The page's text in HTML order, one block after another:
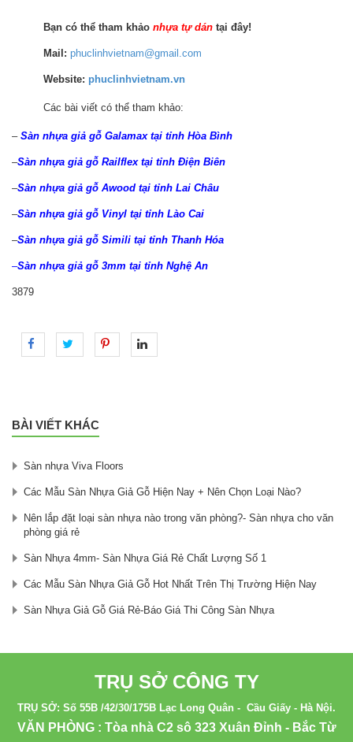
Bạn có thể tham khảo nhựa tự dán tại đây!
Mail: phuclinhvietnam@gmail.com
Website: phuclinhvietnam.vn
Các bài viết có thể tham khảo:
– Sàn nhựa giả gỗ Galamax tại tỉnh Hòa Bình
–Sàn nhựa giả gỗ Railflex tại tỉnh Điện Biên
–Sàn nhựa giả gỗ Awood tại tỉnh Lai Châu
–Sàn nhựa giả gỗ Vinyl tại tỉnh Lào Cai
–Sàn nhựa giả gỗ Simili tại tỉnh Thanh Hóa
–Sàn nhựa giả gỗ 3mm tại tỉnh Nghệ An
3879
BÀI VIẾT KHÁC
Sàn nhựa Viva Floors
Các Mẫu Sàn Nhựa Giả Gỗ Hiện Nay + Nên Chọn Loại Nào?
Nên lắp đặt loại sàn nhựa nào trong văn phòng?- Sàn nhựa cho văn
phòng giá rẻ
Sàn Nhựa 4mm- Sàn Nhựa Giá Rẻ Chất Lượng Số 1
Các Mẫu Sàn Nhựa Giả Gỗ Hot Nhất Trên Thị Trường Hiện Nay
Sàn Nhựa Giả Gỗ Giá Rẻ-Báo Giá Thi Công Sàn Nhựa
TRỤ SỞ CÔNG TY
TRỤ SỞ: Số 55B /42/30/175B Lạc Long Quân - Cầu Giấy - Hà Nội.
VĂN PHÒNG : Tòa nhà C2 sô 323 Xuân Đỉnh - Bắc Từ